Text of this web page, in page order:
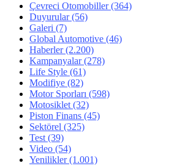
Çevreci Otomobiller(364)
Duyurular(56)
Galeri (7)
Global Automotive (46)
Haberler(2.200)
Kampanyalar(278)
Life Style (61)
Modifiye (82)
Motor Sporları (598)
Motosiklet (32)
Piston Finans (45)
Sektörel (325)
Test (39)
Video (54)
Yenilikler(1.001)